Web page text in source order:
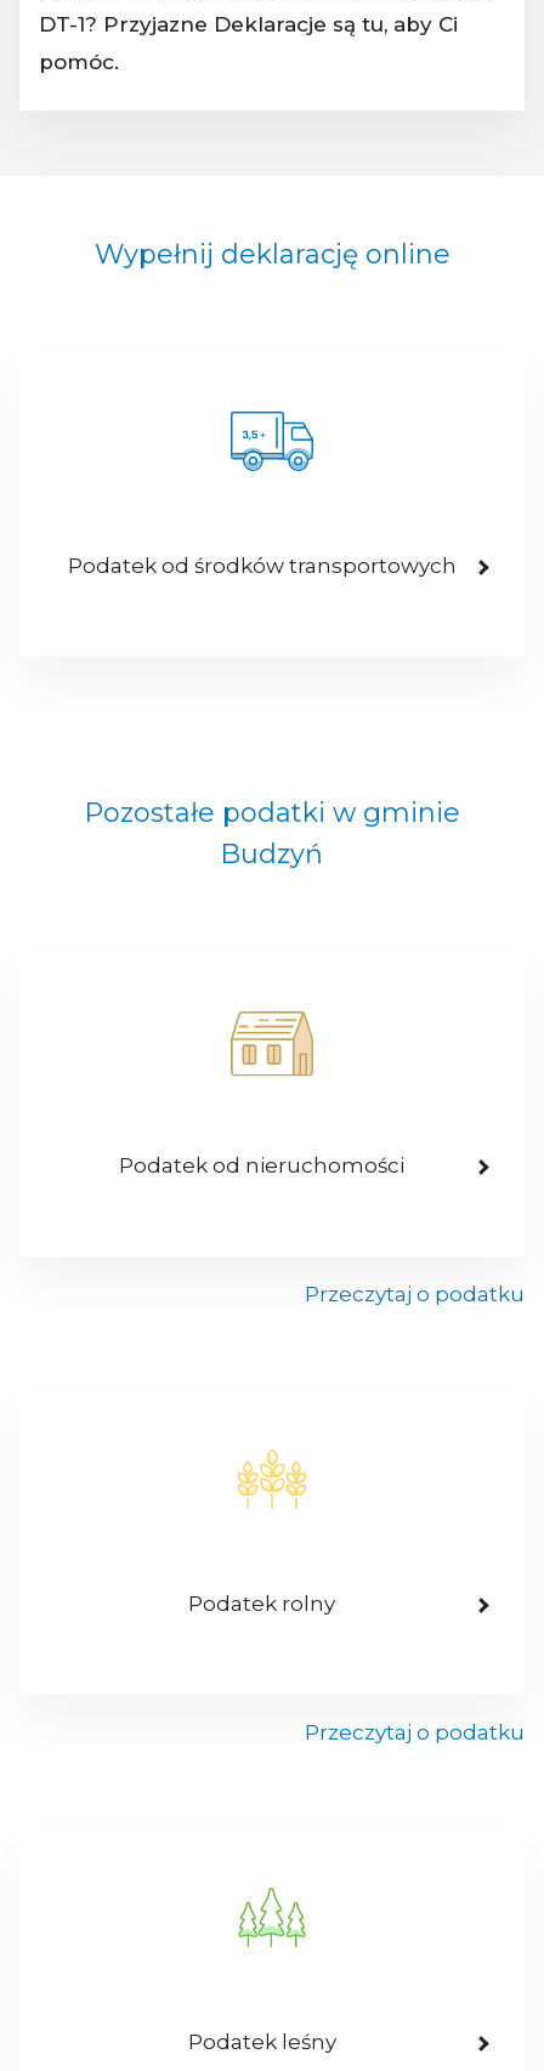
DT-1? Przyjazne Deklaracje są tu, aby Ci
pomóc.
Wypełnij deklarację online
Podatek od środków transportowych
Pozostałe podatki w gminie
Budzyń
Podatek od nieruchomości
Przeczytaj o podatku
Podatek rolny
Przeczytaj o podatku
Podatek leśny